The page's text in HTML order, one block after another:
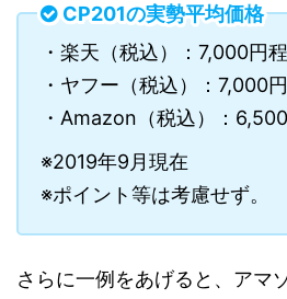
CP201の実勢平均価格
・楽天（税込）：7,000円
・ヤフー（税込）：7,000
・Amazon（税込）：
※2019年9月現在
※ポイント等は考慮せず。
さらに一例をあげると、アマ